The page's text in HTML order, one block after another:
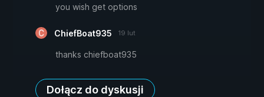
you wish get options
ChiefBoat935 19 lut
thanks chiefboat935
Dołącz do dyskusji